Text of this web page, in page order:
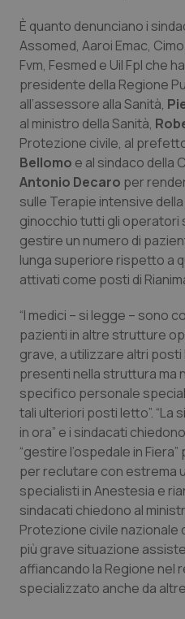
Friuli Venezia Giulia
Lazio
Liguria
Lombardia
Marche
Molise
Piemonte
Provincia
Provincia Autonoma
Puglia
Sardegna
Sicilia
Toscana
Umbria
Dermatite Atopica
Diabete &
Disturbi dell’umore
Dolore
Donna & Salute
Epatiti
HIV
Infezioni & Febbre
Ipertensione &
Malattie rare
Malattia di Crohn &
Neuroscienze &
Obesità
Oftalmologia
È quanto denunciano i
Assomed, Aaroi Emac,
Fvm, Fesmed e Uil Fpl che
presidente della Regione
all’assessore alla Sanità,
al ministro della Sanità,
Protezione civile, al
Bellomo e al sindaco della
Antonio Decaro per
sulle Terapie intensive
ginocchio tutti gli operatori
gestire un numero di
lunga superiore rispetto a
attivati come posti di
“I medici – si legge – sono
pazienti in altre strutture
grave, a utilizzare altri
presenti nella struttura ma
specifico personale
tali ulteriori posti letto”. “La
in ora” e i sindacati
“gestire l’ospedale in
per reclutare con estrema
specialisti in Anestesia e
sindacati chiedono al
Protezione civile nazionale
più grave situazione
affiancando la Regione nel
specializzato anche da